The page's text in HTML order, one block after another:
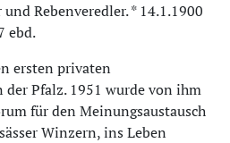
Rebenveredler. * 14.1.1900
ebd.
ersten privaten
Pfalz. 1951 wurde von ihm
für den Meinungsaustausch
Winzern, ins Leben